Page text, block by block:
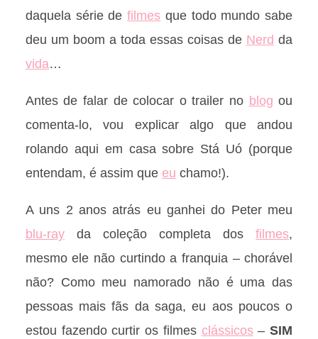
daquela série defilmes que todo mundo sabe
deu um boom a toda essas coisas de Nerd da
vida…
Antes de falar de colocar o trailer no blog ou
comenta-lo, vou explicar algo que andou
rolando aqui em casa sobre Stá Uó (porque
entendam, é assim que eu chamo!).
A uns 2 anos atrás eu ganhei do Peter meu
blu-rayda coleção completa dosfilmes,
mesmo ele não curtindo a franquia – chorável
não? Como meu namorado não é uma das
pessoas mais fãs da saga, eu aos poucos o
estou fazendo curtir os filmes clássicos–SIM